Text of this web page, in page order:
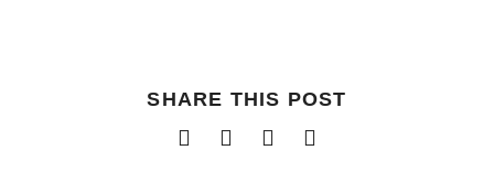
SHARE THIS POST